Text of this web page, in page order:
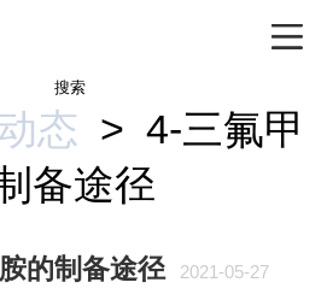
搜索
态 > 4-三氟甲
备途径
的制备途径 2021-05-27